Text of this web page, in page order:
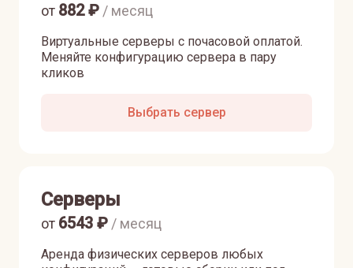
Виртуальные серверы с почасовой оплатой.
Меняйте конфигурацию сервера в пару
кликов
от 882₽ / месяц
Выбрать сервер
Серверы
Аренда физических серверов любых
от 6543 ₽ / месяц